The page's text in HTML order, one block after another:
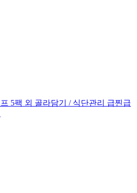
5팩 외 골라담기 / 식단관리 급찐급